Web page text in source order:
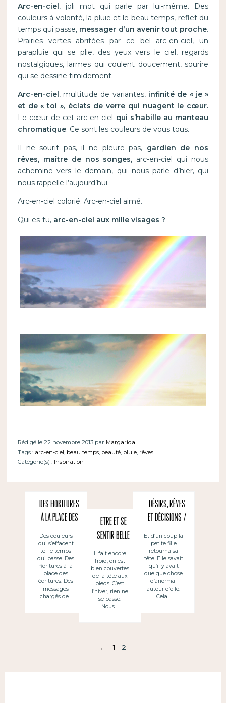
Arc-en-ciel , joli mot qui parle par lui-même. Des
couleurs à volonté, la pluie et le beau temps, reflet du
temps qui passe, messager d’un avenir tout proche.
Prairies vertes abritées par ce bel arc-en-ciel, un
parapluie qui se plie, des yeux vers le ciel, regards
nostalgiques, larmes qui coulent doucement, sourire
qui se dessine timidement.
Arc-en-ciel , multitude de variantes, infinité de « je »
et de « toi », éclats de verre qui nuagent le cœur.
Le cœur de cet arc-en-ciel qui s’habille au manteau
chromatique. Ce sont les couleurs de vous tous.
Il ne sourit pas, il ne pleure pas, gardien de nos
rêves, maître de nos songes, arc-en-ciel qui nous
achemine vers le demain, qui nous parle d’hier, qui
nous rappelle l’aujourd’hui.
Arc-en-ciel colorié. Arc-en-ciel aimé.
Qui es-tu, arc-en-ciel aux mille visages ?
Rédigé le 22 novembre 2013 par Margarida
Tags : arc-en-ciel beau temps, beauté, pluie, rêves
Catégorie(s) : Inspiration
Des fioritures
à la place des
écritures
(cartes
vintage)
Des couleurs
qui s’effacent
tel le temps
qui passe. Des
fioritures à la
place des
écritures. Des
messages
chargés de…
Etre et se
sentir belle
Il fait encore
froid, on est
bien couvertes
de la tête aux
pieds. C’est
l’hiver, rien ne
se passe.
Nous…
Désirs, rêves
et décisions /
Desitjos,
somnis i
decisions
Et d’un coup la
petite fille
retourna sa
tête. Elle savait
qu’il y avait
quelque chose
d’anormal
autour d’elle.
Cela…
← 1 2